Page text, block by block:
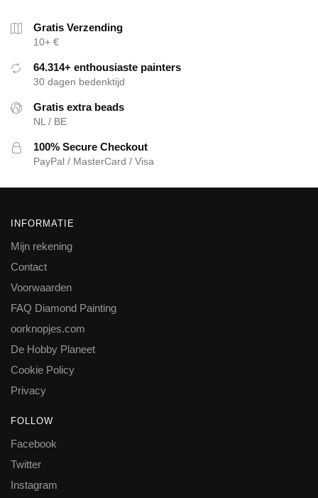
Gratis Verzending
10+ €
64.314+ enthousiaste painters
30 dagen bedenktijd
Gratis extra beads
NL / BE
100% Secure Checkout
PayPal / MasterCard / Visa
INFORMATIE
Mijn rekening
Contact
Voorwaarden
FAQ Diamond Painting
oorknopjes.com
De Hobby Planeet
Cookie Policy
Privacy
FOLLOW
Facebook
Twitter
Instagram